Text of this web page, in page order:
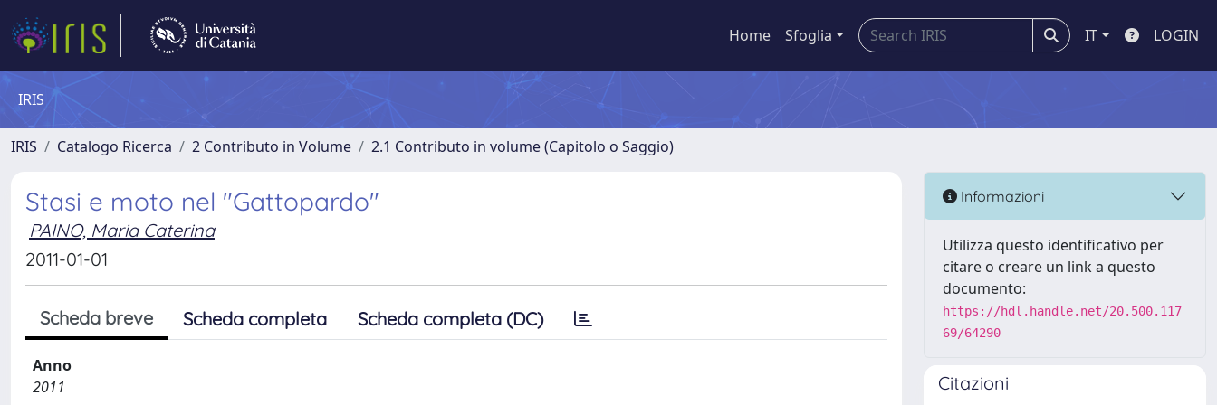
Home Sfoglia IT LOGIN
IRIS
IRIS Catalogo Ricerca 2 Contributo in Volume 2.1 Contributo in volume (Capitolo o Saggio)
Stasi e moto nel "Gattopardo"
PAINO, Maria Caterina
2011-01-01
Scheda breve Scheda completa Scheda completa (DC)
Anno
2011
Informazioni
Utilizza questo identificativo per
citare o creare un link a questo
documento:
https://hdl.handle.net/20.500.117
69/64290
Citazioni